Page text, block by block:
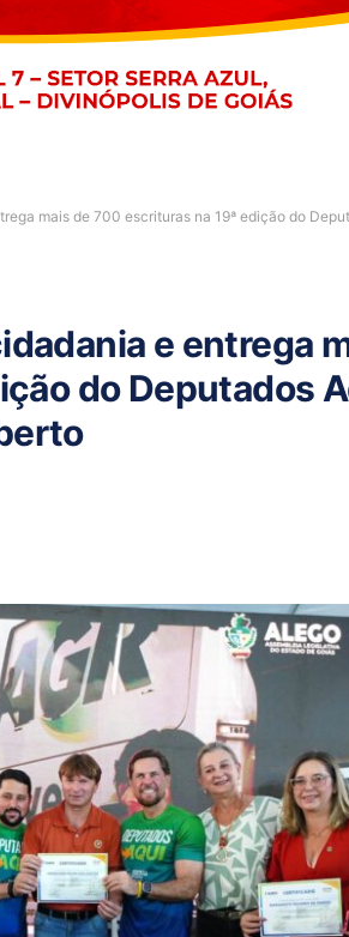
mais de 700 escrituras na 19ª edição do
e entrega
do Deputados